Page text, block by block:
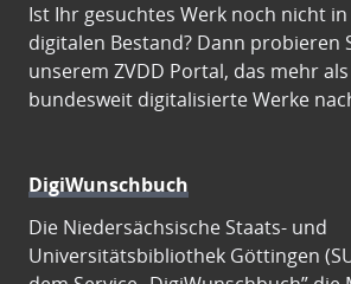
Ist Ihr gesuchtes Werk noch nicht
digitalen Bestand? Dann probieren
unserem ZVDD Portal, das mehr
bundesweit digitalisierte Werke
DigiWunschbuch
Die Niedersächsische Staats- und
Universitätsbibliothek Göttingen